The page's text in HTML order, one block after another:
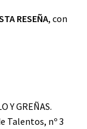
RESEÑA, con